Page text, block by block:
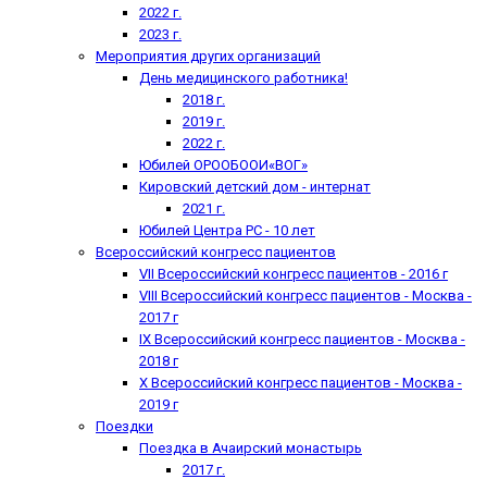
2022 г.
2023 г.
Мероприятия других организаций
День медицинского работника!
2018 г.
2019 г.
2022 г.
Юбилей ОРООБООИ«ВОГ»
Кировский детский дом - интернат
2021 г.
Юбилей Центра РС - 10 лет
Всероссийский конгресс пациентов
VII Всероссийский конгресс пациентов - 2016 г
VIII Всероссийский конгресс пациентов - Москва -
2017 г
IX Всероссийский конгресс пациентов - Москва -
2018 г
X Всероссийский конгресс пациентов - Москва -
2019 г
Поездки
Поездка в Ачаирский монастырь
2017 г.